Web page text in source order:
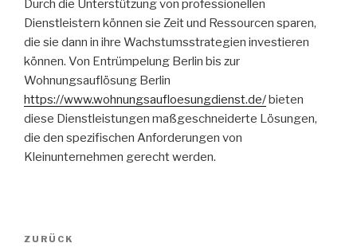
Durch die Unterstützung von professionellen
Dienstleistern können sie Zeit und Ressourcen sparen,
die sie dann in ihre Wachstumsstrategien investieren
können. Von Entrümpelung Berlin bis zur
Wohnungsauflösung Berlin
https://www.wohnungsaufloesungdienst.de/bieten
diese Dienstleistungen maßgeschneiderte Lösungen,
die den spezifischen Anforderungen von
Kleinunternehmen gerecht werden.
Beitragsnavigation
Vorheriger
ZURÜCK